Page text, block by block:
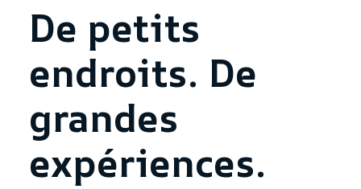
De petits
endroits. De
grandes
expériences.